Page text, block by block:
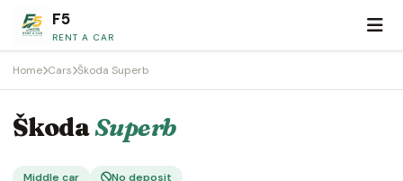
F5
RENT A CAR
Home Cars Škoda Superb
ŠkodaSuperb
Middle car No deposit